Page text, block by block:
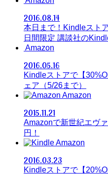
2016.08.14
本日まで！Kindleスト
日間限定 講談社の
Amazon
2016.05.16
Kindleストアで【
ェア（5/26まで）
Amazon
2015.11.21
Amazonで新世紀エヴ
円！
Amazon
2016.03.23
Kindleストアで【